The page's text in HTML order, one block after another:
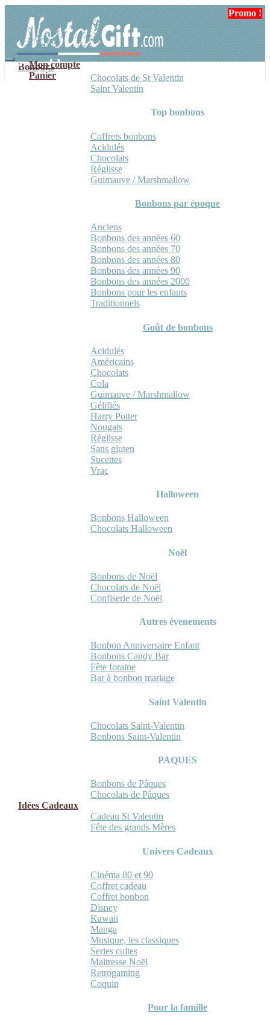
navigation
contenu
Mon compte
Panier
Bonbons
Chocolats de St Valentin
Saint Valentin
Top bonbons
Coffrets bonbons
Acidulés
Chocolats
Réglisse
Guimauve / Marshmallow
Bonbons par époque
Anciens
Bonbons des années 60
Bonbons des années 70
Bonbons des années 80
Bonbons des années 90
Bonbons des années 2000
Bonbons pour les enfants
Traditionnels
Goût de bonbons
Acidulés
Américains
Chocolats
Cola
Guimauve / Marshmallow
Gélifiés
Harry Potter
Nougats
Réglisse
Sans gluten
Sucettes
Vrac
Halloween
Bonbons Halloween
Chocolats Halloween
Noël
Bonbons de Noël
Chocolats de Noël
Confiserie de Noël
Autres évenements
Bonbon Anniversaire Enfant
Bonbons Candy Bar
Fête foraine
Bar à bonbon mariage
Saint Valentin
Chocolats Saint-Valentin
Bonbons Saint-Valentin
PAQUES
Bonbons de Pâques
Chocolats de Pâques
Idées Cadeaux
Cadeau St Valentin
Fête des grands Mères
Univers Cadeaux
Cinéma 80 et 90
Coffret cadeau
Coffret bonbon
Disney
Kawaii
Manga
Musique, les classiques
Series cultes
Maitresse Noël
Retrogaming
Coquin
Pour la famille
Promo !
Promo !